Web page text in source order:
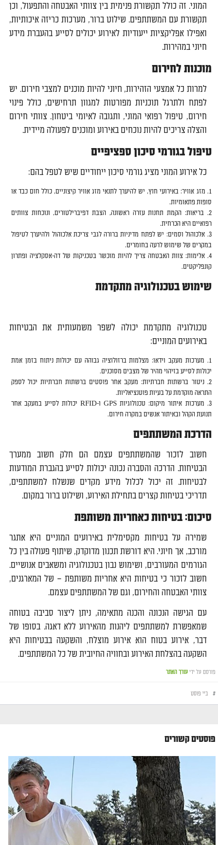
המוני. זה כולל תקשורת פנימית בין צוותי האבטחה והתפעול, וכן
תקשורת עם המשתתפים. שילוט ברור, מערכות כריזה איכותיות,
ואפילו אפליקציות ייעודיות לאירוע יכולים לסייע בהעברת מידע
חיוני במהירות.
מוכנות לחירום
למרות כל אמצעי הזהירות, חיוני להיות מוכנים למצבי חירום. יש
לפתח ולתרגל תוכניות מפורטות למגוון תרחישים, כולל פינוי
חירום, טיפול רפואי המוני, ותגובה לאיומי ביטחון. צוותי חירום
והצלה צריכים להיות נוכחים באירוע ומוכנים לפעולה מיידית.
טיפול בגורמי סיכון ספציפיים
כל אירוע המוני מציג גורמי סיכון ייחודיים שיש לטפל בהם:
מזג אוויר: באירועי חוץ, יש להיערך לתנאי מזג אוויר קיצוניים, כולל חום כבד או
סופות פתאומיות.
בריאות: הקמת תחנות עזרה ראשונה, הצבת דפיברילטורים, ונוכחות צוותים
רפואיים היא הכרחית.
אלכוהול וסמים: יש לפתח מדיניות ברורה לגבי צריכת אלכוהול ולהיערך לטיפול
במקרים של שימוש לרעה בחומרים.
אלימות: צוות האבטחה צריך להיות מוכשר בטכניקות של דה-אסקלציה ופתרון
קונפליקטים.
שימוש בטכנולוגיה מתקדמת
טכנולוגיה מתקדמת יכולה לשפר משמעותית את הבטיחות
באירועים המוניים:
מערכות מעקב וידאו: מצלמות ברזולוציה גבוהה עם יכולות ניתוח בזמן אמת
יכולות לסייע בזיהוי מהיר של מצבים מסוכנים.
ניטור ברשתות חברתיות: מעקב אחר פוסטים ברשתות חברתיות יכול לספק
התראה מוקדמת על בעיות פוטנציאליות.
מערכות איתור מיקום: טכנולוגיות GPS ו-RFID יכולות לסייע במעקב אחר
תנועת הקהל ובאיתור אנשים במקרה חירום.
הדרכת המשתתפים
חשוב לזכור שהמשתתפים עצמם הם חלק חשוב ממערך
הבטיחות. הדרכה והסברה נכונה יכולות לסייע בהגברת המודעות
לבטיחות. זה יכול לכלול מידע מקדים שנשלח למשתתפים,
תדריכי בטיחות קצרים בתחילת האירוע, ושילוט ברור במקום.
סיכום: בטיחות כאחריות משותפת
שמירה על בטיחות מקסימלית באירועים המוניים היא אתגר
מורכב, אך חיוני. היא דורשת תכנון מדוקדק, שיתוף פעולה בין כל
הגורמים המעורבים, ושימוש נבון בטכנולוגיה ומשאבים אנושיים.
חשוב לזכור כי בטיחות היא אחריות משותפת – של המארגנים,
צוותי האבטחה והחירום, וגם של המשתתפים עצמם.
עם הגישה הנכונה והכנה מתאימה, ניתן ליצור סביבה בטוחה
שמאפשרת למשתתפים ליהנות מהאירוע ללא דאגה. בסופו של
דבר, אירוע בטוח הוא אירוע מוצלח, והשקעה בבטיחות היא
השקעה בהצלחת האירוע ובחוויה החיובית של כל המשתתפים.
פורסם על ידי עורך האתר
# ביי פוסט
פוסטים קשורים